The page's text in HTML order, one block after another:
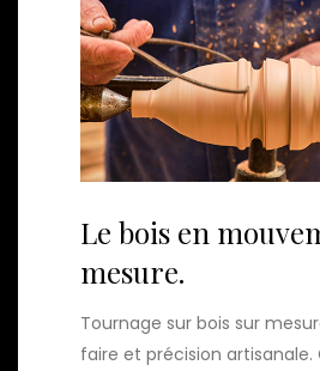
Le bois en
mesure.
Tournage sur bois sur
faire et précision artisanale.